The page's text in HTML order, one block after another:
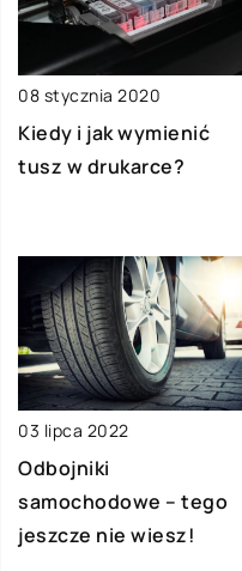
08 stycznia 2020
Kiedy i jak wymienić
tusz w drukarce?
03 lipca 2022
Odbojniki
samochodowe – tego
jeszcze nie wiesz!